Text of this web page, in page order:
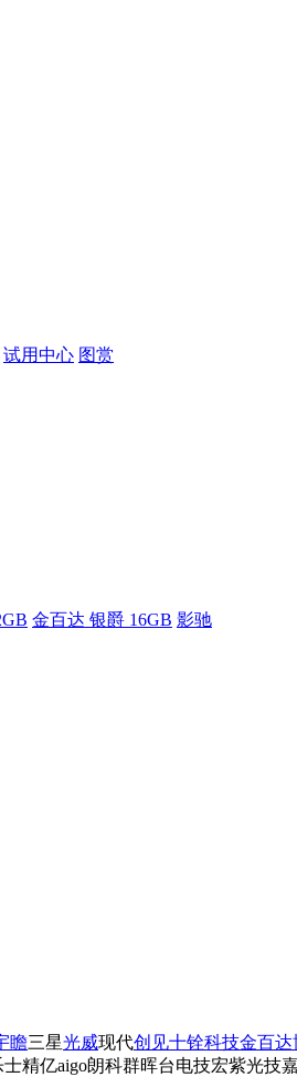
试用中心 图赏
金百达 银爵 16GB 影驰
瞻三星光威现代创见十铨科技金百达
士精亿aigo朗科群晖台电技宏紫光技